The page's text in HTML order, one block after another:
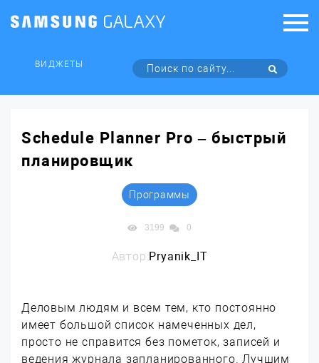
ВИДЖЕТЫ
Schedule Planner Pro – быстрый
планировщик
Программы
3199 0
Автор:Pryanik_IT
Деловым людям и всем тем, кто постоянно
имеет большой список намеченных дел,
просто не справится без пометок, записей и
ведения журнала запланированного. Лучшим